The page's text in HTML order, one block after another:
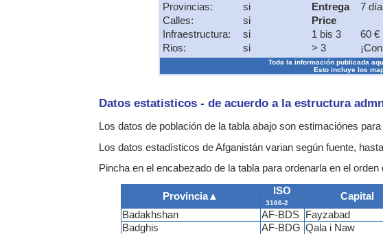
Provincias:
si
Calles:
si
Infraestructura:
si
Rios:
si
Entrega
7
Price
1 bis 3
60 €
> 3
Toda la información publicada
Esto incluye los
Datos estatisticos - de acuerdo a la estructura
Los datos de población de la tabla abajo son estimaciónes para
Los datos estadísticos de Afganistán varian según fuente,
Pincha en el encabezado de la tabla para ordenarla en el
Provincia▲ ISO
3166-2
Capital
Badakhshan AF-BDS Fayzabad
Badghis
AF-BDG Qala i Naw